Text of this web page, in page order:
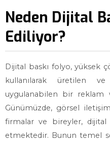
Neden Dijital
Ediliyor?
Dijital baskı folyo, yüksek
kullanılarak üretilen
uygulanabilen bir reklam
Günümüzde, görsel
firmalar ve bireyler,
etmektedir. Bunun temel